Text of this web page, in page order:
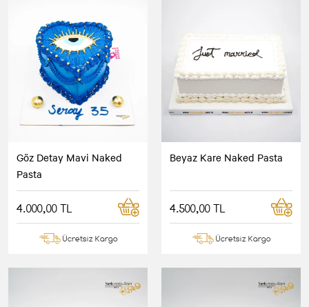
Göz Detay Mavi Naked
Pasta
4.000,00 TL
Ücretsiz Kargo
Beyaz Kare Naked Pasta
4.500,00 TL
Ücretsiz Kargo